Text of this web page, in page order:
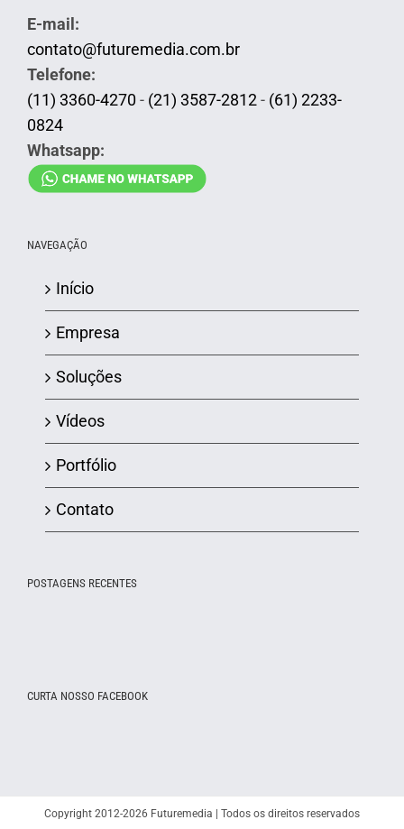
E-mail:
contato@futuremedia.com.br
Telefone:
(11) 3360-4270 - (21) 3587-2812- (61) 2233-
0824
Whatsapp:
NAVEGAÇÃO
Início
Empresa
Soluções
Vídeos
Portfólio
Contato
POSTAGENS RECENTES
CURTA NOSSO FACEBOOK
Copyright 2012-2026 Futuremedia | Todos os direitos reservados